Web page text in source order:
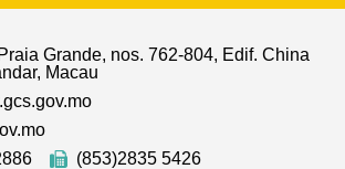
Grande, nos. 762-804, Edif. China
Macau
(853)2835 5426